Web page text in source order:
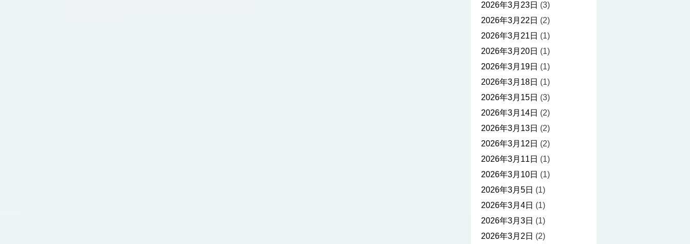
2026年3月23日 (3)
2026年3月22日 (2)
2026年3月21日 (1)
2026年3月20日 (1)
2026年3月19日 (1)
2026年3月18日 (1)
2026年3月15日 (3)
2026年3月14日 (2)
2026年3月13日 (2)
2026年3月12日 (2)
2026年3月11日 (1)
2026年3月10日 (1)
2026年3月5日 (1)
2026年3月4日 (1)
2026年3月3日 (1)
2026年3月2日 (2)